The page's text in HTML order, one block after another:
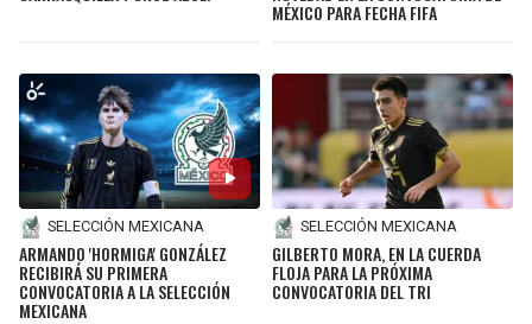
MÉXICO PARA FECHA FIFA
SELECCIÓN MEXICANA
ARMANDO 'HORMIGA' GONZÁLEZ
RECIBIRÁ SU PRIMERA
CONVOCATORIA A LA SELECCIÓN
MEXICANA
SELECCIÓN MEXICANA
GILBERTO MORA, EN LA CUERDA
FLOJA PARA LA PRÓXIMA
CONVOCATORIA DEL TRI